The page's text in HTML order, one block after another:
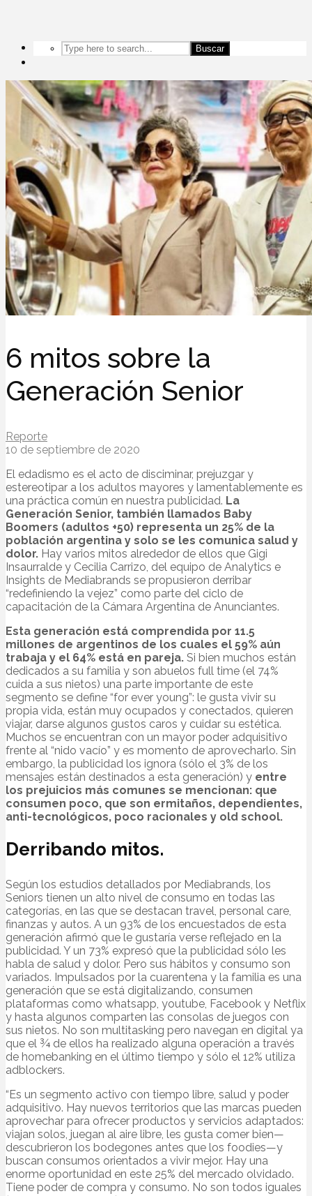
Buscar
6 mitos sobre la
Generación Senior
Reporte
10 de septiembre de 2020
El edadismo es el acto de disciminar, prejuzgar y
estereotipar a los adultos mayores y lamentablemente es
una práctica común en nuestra publicidad. La
Generación Senior, también llamados Baby
Boomers (adultos +50) representa un 25% de la
población argentina y solo se les comunica salud y
dolor. Hay varios mitos alrededor de ellos que Gigi
Insaurralde y Cecilia Carrizo, del equipo de Analytics e
Insights de Mediabrands se propusieron derribar
“redefiniendo la vejez” como parte del ciclo de
capacitación de la Cámara Argentina de Anunciantes.
Esta generación está comprendida por 11.5
millones de argentinos de los cuales el 59% aún
trabaja y el 64% está en pareja. Si bien muchos están
dedicados a su familia y son abuelos full time (el 74%
cuida a sus nietos) una parte importante de este
segmento se define “for ever young”: le gusta vivir su
propia vida, están muy ocupados y conectados, quieren
viajar, darse algunos gustos caros y cuidar su estética.
Muchos se encuentran con un mayor poder adquisitivo
frente al “nido vacío” y es momento de aprovecharlo. Sin
embargo, la publicidad los ignora (sólo el 3% de los
mensajes están destinados a esta generación) y entre
los prejuicios más comunes se mencionan: que
consumen poco, que son ermitaños, dependientes,
anti-tecnológicos, poco racionales y old school.
Derribando mitos.
Según los estudios detallados por Mediabrands, los
Seniors tienen un alto nivel de consumo en todas las
categorías, en las que se destacan travel, personal care,
finanzas y autos. A un 93% de los encuestados de esta
generación afirmó que le gustaría verse reflejado en la
publicidad. Y un 73% expresó que la publicidad sólo les
habla de salud y dolor. Pero sus hábitos y consumo son
variados. Impulsados por la cuarentena y la familia es una
generación que se está digitalizando, consumen
plataformas como whatsapp, youtube, Facebook y Netflix
y hasta algunos comparten las consolas de juegos con
sus nietos. No son multitasking pero navegan en digital ya
que el ¾ de ellos ha realizado alguna operación a través
de homebanking en el último tiempo y sólo el 12% utiliza
adblockers.
“Es un segmento activo con tiempo libre, salud y poder
adquisitivo. Hay nuevos territorios que las marcas pueden
aprovechar para ofrecer productos y servicios adaptados:
viajan solos, juegan al aire libre, les gusta comer bien—
descubrieron los bodegones antes que los foodies—y
buscan consumos orientados a vivir mejor. Hay una
enorme oportunidad en este 25% del mercado olvidado.
Tiene poder de compra y consumo. No son todos iguales